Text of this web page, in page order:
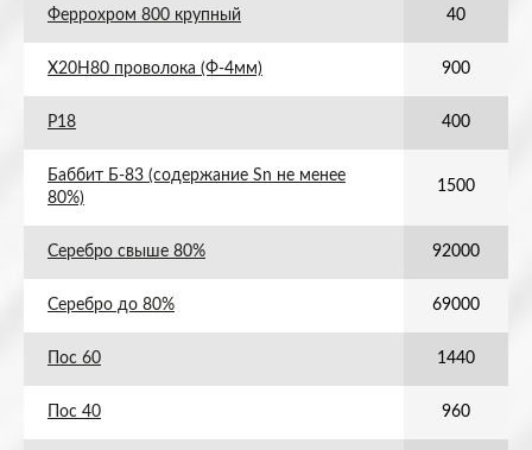
Феррохром 800 крупный 40
Х20Н80 проволока (Ф-4мм) 900
Р18 400
Баббит Б-83 (содержание Sn не менее
80%)
1500
Серебро свыше 80% 92000
Серебро до 80% 69000
Пос 60 1440
Пос 40 960